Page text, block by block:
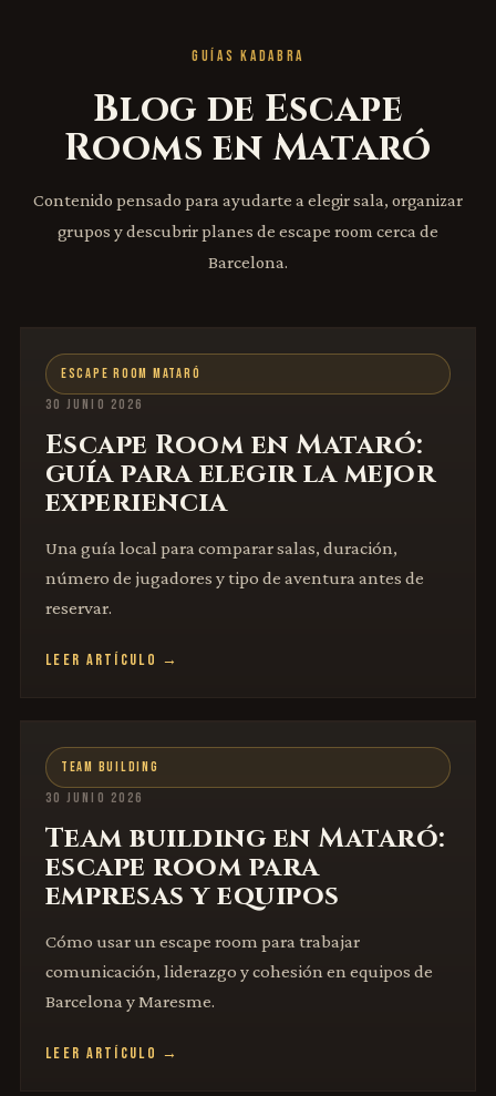
GUÍAS KADABRA
Blog de Escape
Rooms en Mataró
Contenido pensado para ayudarte a elegir sala, organizar
grupos y descubrir planes de escape room cerca de
Barcelona.
ESCAPE ROOM MATARÓ
30 JUNIO 2026
Escape Room en Mataró:
guía para elegir la mejor
experiencia
Una guía local para comparar salas, duración,
número de jugadores y tipo de aventura antes de
reservar.
LEER ARTÍCULO →
TEAM BUILDING
30 JUNIO 2026
Team building en Mataró:
escape room para
empresas y equipos
Cómo usar un escape room para trabajar
comunicación, liderazgo y cohesión en equipos de
Barcelona y Maresme.
LEER ARTÍCULO →